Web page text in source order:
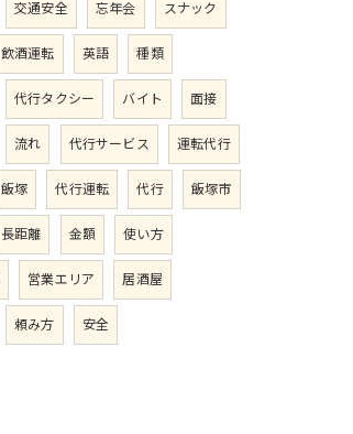
交通安全 忘年会 スナック
飲酒運転 英語 種類
代行タクシー バイト 面接
流れ 代行サービス 運転代行
飯塚 代行運転 代行 飯塚市
長距離 金額 使い方
営業エリア 居酒屋
頼み方 安全